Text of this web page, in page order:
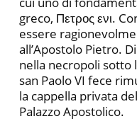
greco, Πετρος ενι.
essere
all’Apostolo Pietro.
nella necropoli sotto
san Paolo VI fece
la cappella privata
Palazzo Apostolico.